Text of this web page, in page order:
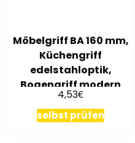
Möbelgriff BA 160 mm,
Küchengriff
edelstahloptik,
Bogengriff modern
4,53€
selbst prüfen